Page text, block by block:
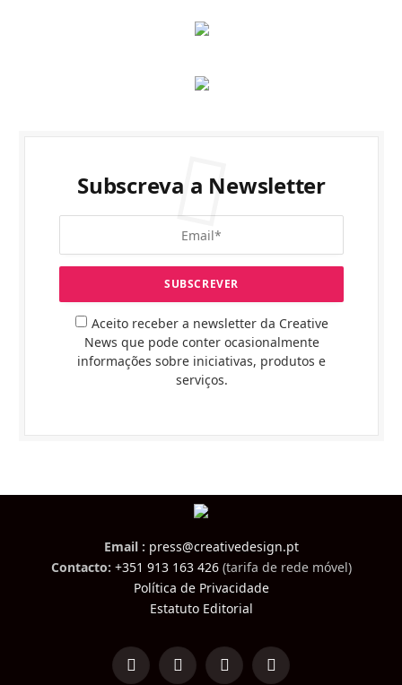
Subscreva a Newsletter
Aceito receber a newsletter da Creative
News que pode conter ocasionalmente
informações sobre iniciativas, produtos e
serviços.
Email : press@creativedesign.pt
Contacto: +351 913 163 426(tarifa de rede móvel)
Política de Privacidade
Estatuto Editorial
LinkedInFacebookInstagramTikTok